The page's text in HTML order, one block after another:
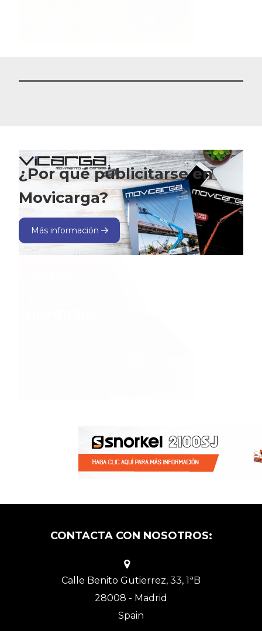
¿Por qué publicitarse en
Movicarga?
Más información
CONTACTA CON NOSOTROS:
Calle Benito Gutierrez, 33, 1ªB
28008 - Madrid
Spain